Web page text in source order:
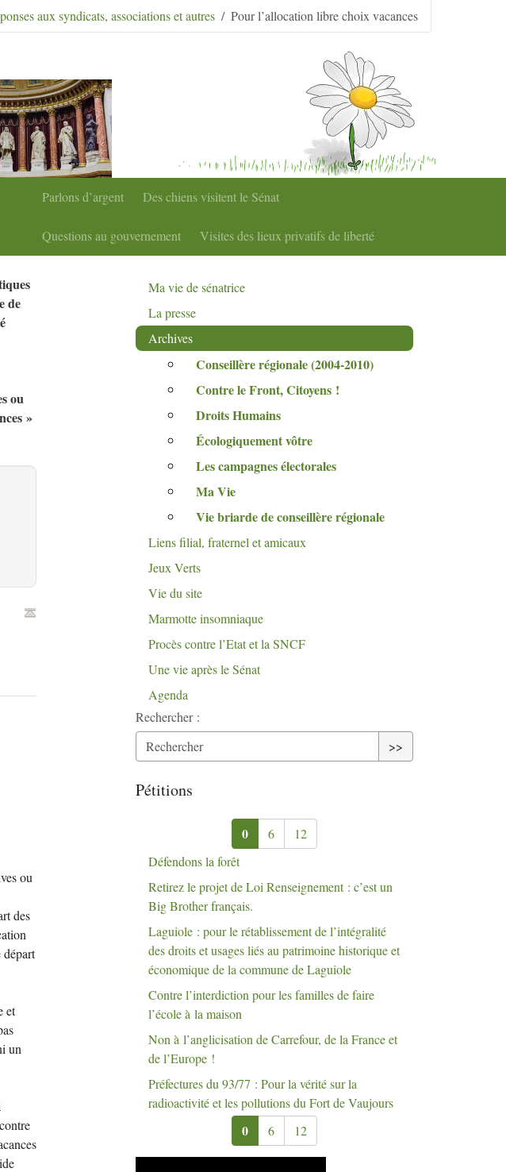
Parlons d’argent Des chiens visitent le Sénat
Questions au gouvernement Visites des lieux privatifs de liberté
aux syndicats, associations et autres Pour l’allocation libre choix vacances
de
ou
»
ou
des
et
un
Ma vie de sénatrice
La presse
Archives
Conseillère régionale (2004-2010)
Contre le Front, Citoyens !
Droits Humains
Écologiquement vôtre
Les campagnes électorales
Ma Vie
Vie briarde de conseillère régionale
Liens filial, fraternel et amicaux
Jeux Verts
Vie du site
Marmotte insomniaque
Procès contre l’Etat et la SNCF
Une vie après le Sénat
Agenda
Rechercher :
>>
Pétitions
0 6
12
Défendons la forêt
Retirez le projet de Loi Renseignement : c’est un
Big Brother français.
Laguiole : pour le rétablissement de l’intégralité
des droits et usages liés au patrimoine historique et
économique de la commune de Laguiole
Contre l’interdiction pour les familles de faire
l’école à la maison
Non à l’anglicisation de Carrefour, de la France et
de l’Europe !
Préfectures du 93/77 : Pour la vérité sur la
radioactivité et les pollutions du Fort de Vaujours
0 6 12